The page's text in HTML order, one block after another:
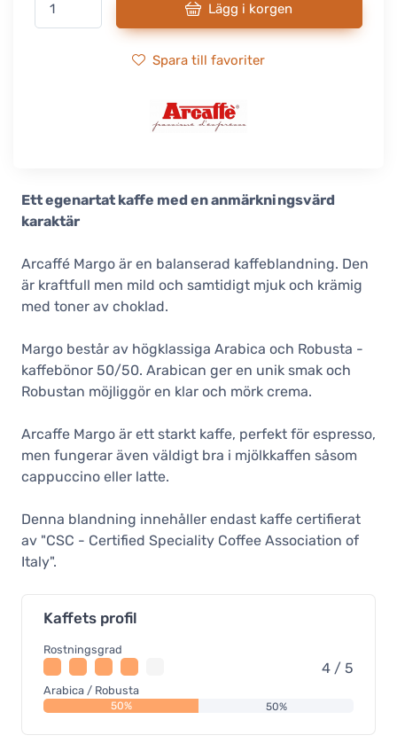
Lägg i korgen
Spara till favoriter
Ett egenartat kaffe med en anmärkningsvärd
karaktär
Arcaffé Margo är en balanserad kaffeblandning. Den
är kraftfull men mild och samtidigt mjuk och krämig
med toner av choklad.
Margo består av högklassiga Arabica och Robusta -
kaffebönor 50/50. Arabican ger en unik smak och
Robustan möjliggör en klar och mörk crema.
Arcaffe Margo är ett starkt kaffe, perfekt för espresso,
men fungerar även väldigt bra i mjölkkaffen såsom
cappuccino eller latte.
Denna blandning innehåller endast kaffe certifierat
av "CSC - Certified Speciality Coffee Association of
Italy".
Kaffets profil
Rostningsgrad
4 / 5
Arabica / Robusta
50% 50%